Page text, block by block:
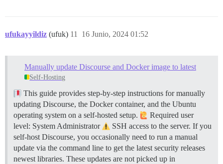
ufukayyildiz (ufuk) 16 Junio, 2024 01:52
11
Manually update Discourse and Docker image to latest
Self-Hosting
This guide provides step-by-step instructions for manually
updating Discourse, the Docker container, and the Ubuntu
operating system on a self-hosted setup.
Required user
level: System Administrator
SSH access to the server. If you
self-host Discourse, you occasionally need to run a manual
update via the command line to get the latest security releases
newest libraries. These updates are not picked up in